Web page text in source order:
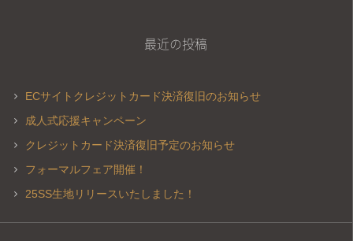
最近の投稿
ECサイトクレジットカード決済復旧のお知らせ
成人式応援キャンペーン
クレジットカード決済復旧予定のお知らせ
フォーマルフェア開催！
25SS生地リリースいたしました！